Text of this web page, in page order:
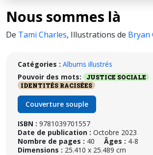
Nous sommes là
De Tami Charles, Illustrations de Bryan
Catégories : Albums illustrés
Pouvoir des mots:
JUSTICE SOCIALE
IDENTITÉS RACISÉES
Couverture souple
ISBN : 9781039701557
Date de publication : Octobre 2023
Nombre de pages : 40 Âges : 4-8
Dimensions : 25.410 x 25.489 cm